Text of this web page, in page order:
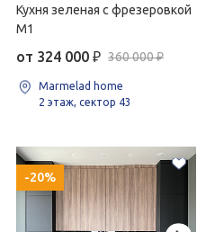
Кухня зеленая с фрезеровкой
М1
от 324 000 ₽ 360 000 ₽
Marmelad home
2 этаж, сектор 43
-20%